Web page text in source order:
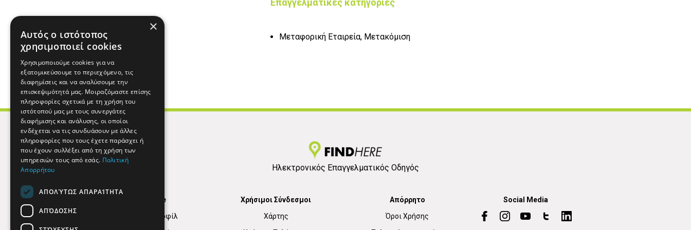
Επαγγελματικές κατηγορίες
Μεταφορική Εταιρεία, Μετακόμιση
Ηλεκτρονικός Επαγγελματικός Οδηγός
Find Here
Εταιρικό Προφίλ
Χρήσιμοι Σύνδεσμοι
Χάρτης
Απόρρητο
Όροι Χρήσης
Social Media
×
Αυτός ο ιστότοπος
χρησιμοποιεί cookies
Χρησιμοποιούμε cookies για να
εξατομικεύσουμε το περιεχόμενο, τις
διαφημίσεις και να αναλύσουμε την
επισκεψιμότητά μας. Μοιραζόμαστε επίσης
πληροφορίες σχετικά με τη χρήση του
ιστότοπού μας με τους συνεργάτες
διαφήμισης και ανάλυσης, οι οποίοι
ενδέχεται να τις συνδυάσουν με άλλες
πληροφορίες που τους έχετε παράσχει ή
που έχουν συλλέξει από τη χρήση των
υπηρεσιών τους από εσάς. Πολιτική
Απορρήτου
ΑΠΟΛΎΤΩΣ ΑΠΑΡΑΊΤΗΤΑ
ΑΠΌΔΟΣΗΣ